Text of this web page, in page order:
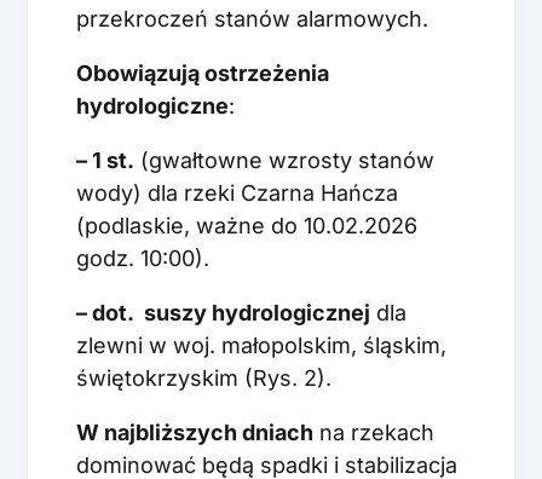
przekroczeń stanów alarmowych.
Obowiązują ostrzeżenia
hydrologiczne:
– 1 st. (gwałtowne wzrosty stanów
wody) dla rzeki Czarna Hańcza
(podlaskie, ważne do 10.02.2026
godz. 10:00).
– dot. suszy hydrologicznej dla
zlewni w woj. małopolskim, śląskim,
świętokrzyskim (Rys. 2).
W najbliższych dniach na rzekach
dominować będą spadki i stabilizacja